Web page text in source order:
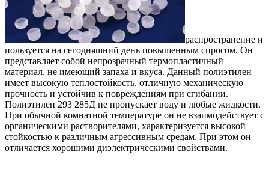
распространение и
пользуется на сегодняшний день повышенным спросом. Он
представляет собой непрозрачный термопластичный
материал, не имеющий запаха и вкуса. Данный полиэтилен
имеет высокую теплостойкость, отличную механическую
прочность и устойчив к повреждениям при сгибании.
Полиэтилен 293 285Д не пропускает воду и любые жидкости.
При обычной комнатной температуре он не взаимодействует с
органическими растворителями, характеризуется высокой
стойкостью к различным агрессивным средам. При этом он
отличается хорошими диэлектрическими свойствами.